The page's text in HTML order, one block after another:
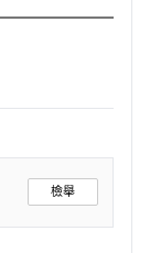
檢舉